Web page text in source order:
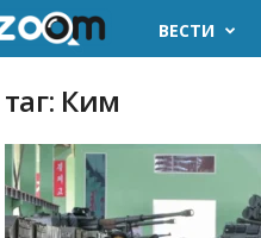
ВЕСТИ
таг: Ким